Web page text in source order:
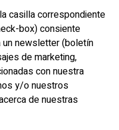
casilla correspondiente
box) consiente
un newsletter (boletín
de marketing,
con nuestra
y/o nuestros
de nuestras